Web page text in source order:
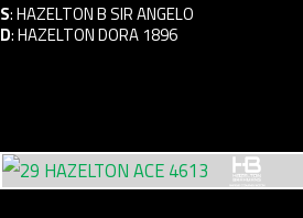
S:HAZELTON B SIR ANGELO
D:HAZELTON DORA 1896